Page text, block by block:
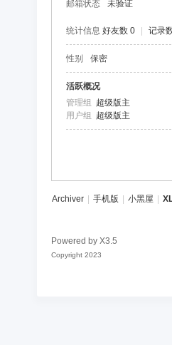
邮箱状态
未验证
统计信息 好友数 0 记录
性别 保密
活跃概况
管理组 超级版主
用户组 超级版主
Archiver 手机版 小黑屋
Powered by X3.5
Copyright 2023